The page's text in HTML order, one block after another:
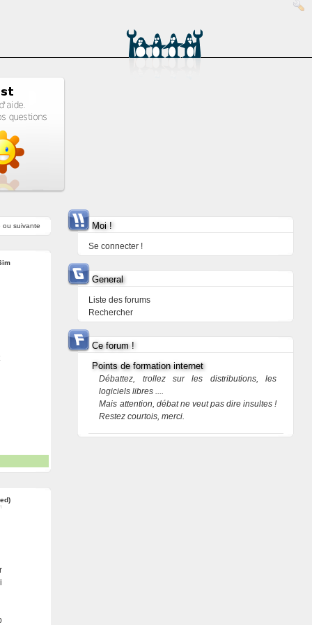
ou suivante Moi !
Se connecter !
General
Liste des forums
Rechercher
Ce forum !
Points de formation internet
Débattez, trollez sur les distributions, les
logiciels libres ....
Mais attention, débat ne veut pas dire insultes !
Restez courtois, merci.